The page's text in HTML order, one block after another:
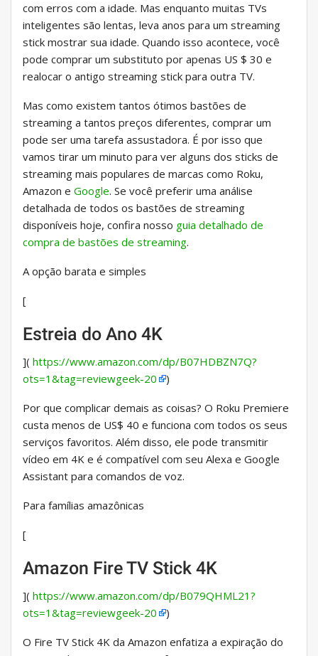
com erros com a idade. Mas enquanto muitas TVs
inteligentes são lentas, leva anos para um streaming
stick mostrar sua idade. Quando isso acontece, você
pode comprar um substituto por apenas US $ 30 e
realocar o antigo streaming stick para outra TV.
Mas como existem tantos ótimos bastões de
streaming a tantos preços diferentes, comprar um
pode ser uma tarefa assustadora. É por isso que
vamos tirar um minuto para ver alguns dos sticks de
streaming mais populares de marcas como Roku,
Amazon e Google. Se você preferir uma análise
detalhada de todos os bastões de streaming
disponíveis hoje, confira nosso guia detalhado de
compra de bastões de streaming.
A opção barata e simples
[
Estreia do Ano 4K
]( https://www.amazon.com/dp/B07HDBZN7Q?
ots=1&tag=reviewgeek-20
)
Por que complicar demais as coisas? O Roku Premiere
custa menos de US$ 40 e funciona com todos os seus
serviços favoritos. Além disso, ele pode transmitir
vídeo em 4K e é compatível com seu Alexa e Google
Assistant para comandos de voz.
Para famílias amazônicas
[
Amazon Fire TV Stick 4K
]( https://www.amazon.com/dp/B079QHML21?
ots=1&tag=reviewgeek-20
)
O Fire TV Stick 4K da Amazon enfatiza a expiração do